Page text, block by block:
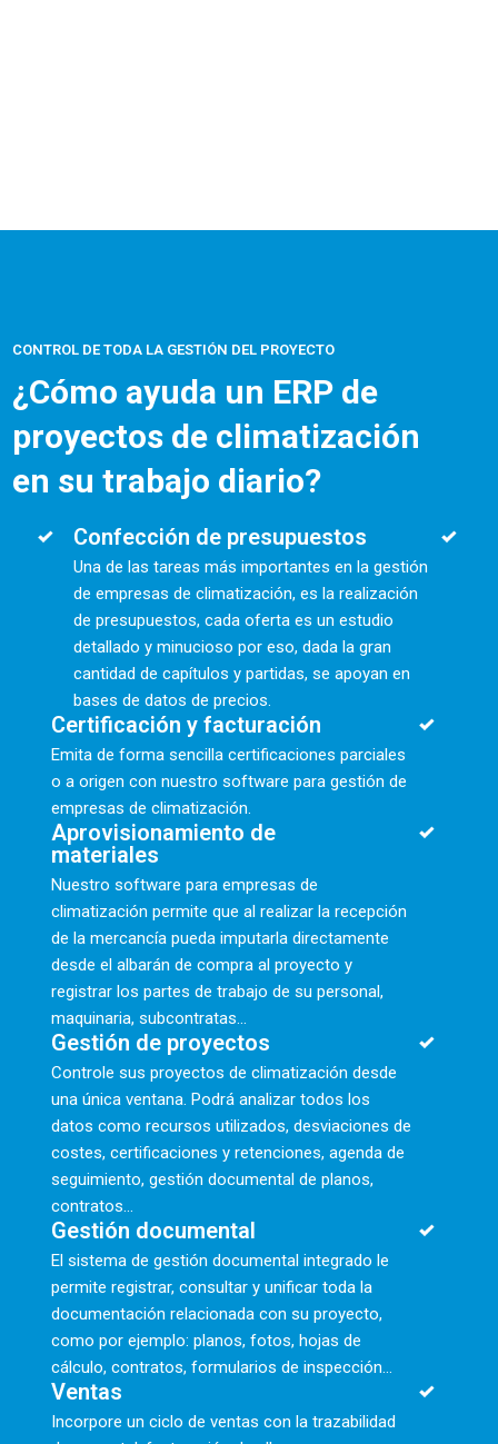
CONTROL DE TODA LA GESTIÓN DEL PROYECTO
¿Cómo ayuda un ERP de
proyectos de climatización
en su trabajo diario?
Confección de presupuestos
Una de las tareas más importantes en la gestión
de empresas de climatización, es la realización
de presupuestos, cada oferta es un estudio
detallado y minucioso por eso, dada la gran
cantidad de capítulos y partidas, se apoyan en
bases de datos de precios.
Certificación y facturación
Emita de forma sencilla certificaciones parciales
o a origen con nuestro software para gestión de
empresas de climatización.
Aprovisionamiento de
materiales
Nuestro software para empresas de
climatización permite que al realizar la recepción
de la mercancía pueda imputarla directamente
desde el albarán de compra al proyecto y
registrar los partes de trabajo de su personal,
maquinaria, subcontratas...
Gestión de proyectos
Controle sus proyectos de climatización desde
una única ventana. Podrá analizar todos los
datos como recursos utilizados, desviaciones de
costes, certificaciones y retenciones, agenda de
seguimiento, gestión documental de planos,
contratos…
Gestión documental
El sistema de gestión documental integrado le
permite registrar, consultar y unificar toda la
documentación relacionada con su proyecto,
como por ejemplo: planos, fotos, hojas de
cálculo, contratos, formularios de inspección...
Ventas
Incorpore un ciclo de ventas con la trazabilidad